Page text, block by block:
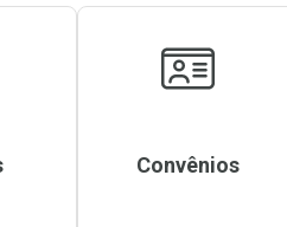
Convênios